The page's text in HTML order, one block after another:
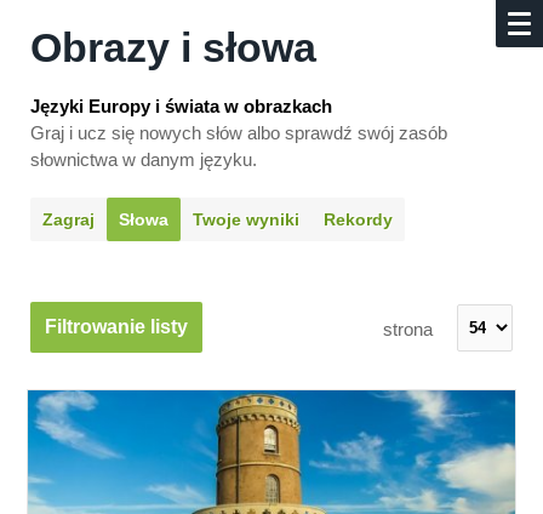
Obrazy i słowa
Języki Europy i świata w obrazkach
Graj i ucz się nowych słów albo sprawdź swój zasób
słownictwa w danym języku.
Zagraj Słowa Twoje wyniki Rekordy
Filtrowanie listy strona